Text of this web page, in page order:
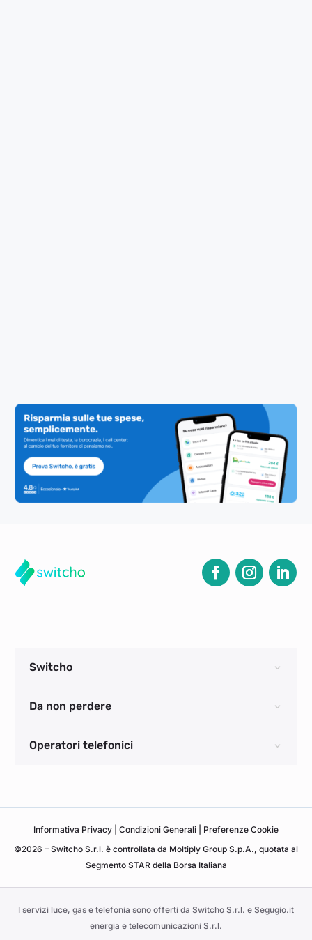
Switcho
Da non perdere
Operatori telefonici
Informativa Privacy Condizioni Generali
Preferenze Cookie
©2026 – Switcho S.r.l. è controllata da Moltiply Group S.p.A., quotata al
Segmento STAR della Borsa Italiana
I servizi luce, gas e telefonia sono offerti da Switcho S.r.l. e Segugio.it
energia e telecomunicazioni S.r.l.